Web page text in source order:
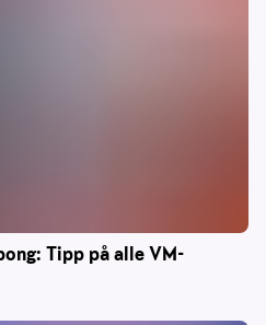
Tipp på alle VM-